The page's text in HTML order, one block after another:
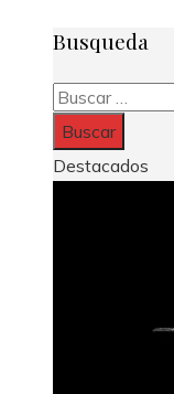
Busqueda
Buscar:
Destacados